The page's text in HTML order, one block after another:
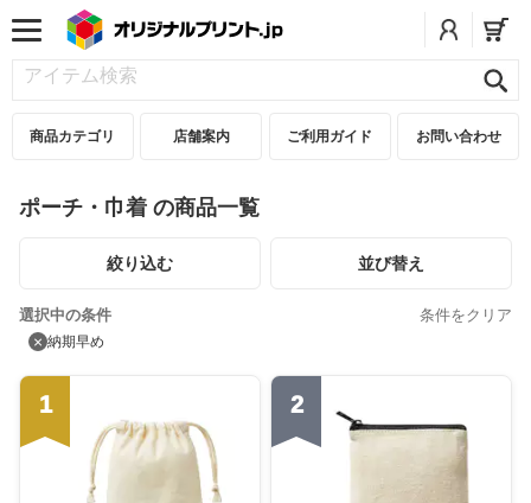
商品カテゴリ 店舗案内 ご利用ガイド お問い合わせ
ポーチ・巾着 の商品一覧
絞り込む 並び替え
選択中の条件 条件をクリア
× 納期早め
1 2